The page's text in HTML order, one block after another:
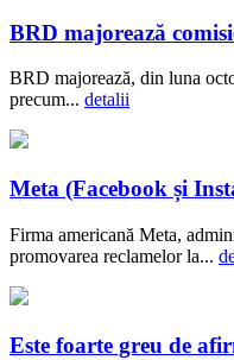
BRD majorează
BRD majorează, din luna
precum... detalii
Meta (Facebook și
Firma americană Meta,
promovarea reclamelor la...
Este foarte greu de